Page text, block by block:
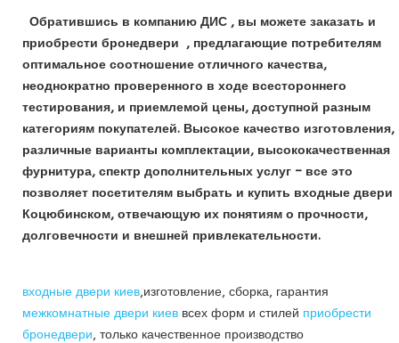
Обратившись в компанию ДИС , вы можете заказать и
приобрести бронедвери , предлагающие потребителям
оптимальное соотношение отличного качества,
неоднократно проверенного в ходе всестороннего
тестирования, и приемлемой цены, доступной разным
категориям покупателей. Высокое качество изготовления,
различные варианты комплектации, высококачественная
фурнитура, спектр дополнительных услуг – все это
позволяет посетителям выбрать и купить входные двери
Коцюбинском, отвечающую их понятиям о прочности,
долговечности и внешней привлекательности.
входные двери киев,изготовление, сборка, гарантия
межкомнатные двери киев всех форм и стилей приобрести
бронедвери, только качественное производство